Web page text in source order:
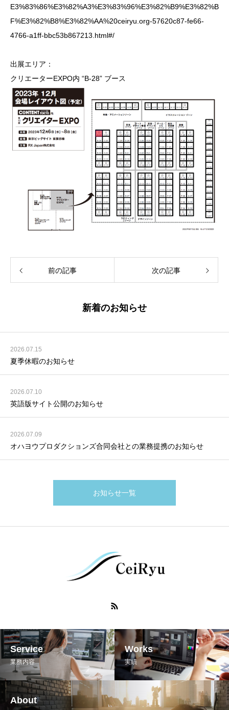
E3%83%86%E3%82%A3%E3%83%96%E3%82%B9%E3%82%B
F%E3%82%B8%E3%82%AA%20ceiryu.org-57620c87-fe66-
4766-a1ff-bbc53b867213.html#/
出展エリア：
クリエーターEXPO内 “B-28” ブース
前の記事 次の記事
新着のお知らせ
2026.07.15
夏季休暇のお知らせ
2026.07.10
英語版サイト公開のお知らせ
2026.07.09
オハヨウプロダクションズ合同会社との業務提携のお知らせ
お知らせ一覧
Service
業務内容
Works
実績
About